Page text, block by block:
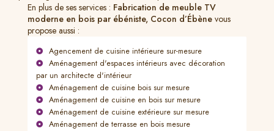
En plus de ses services : Fabrication de meuble TV
moderne en bois par ébéniste, Cocon d’Ébène vous
propose aussi :
Agencement de cuisine intérieure sur-mesure
Aménagement d'espaces intérieurs avec décoration
par un architecte d'intérieur
Aménagement de cuisine bois sur mesure
Aménagement de cuisine en bois sur mesure
Aménagement de cuisine extérieure sur mesure
Aménagement de terrasse en bois mesure